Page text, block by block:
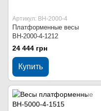
Артикул: ВН-2000-4
Платформенные весы
ВН-2000-4-1212
24 444 грн
Купить